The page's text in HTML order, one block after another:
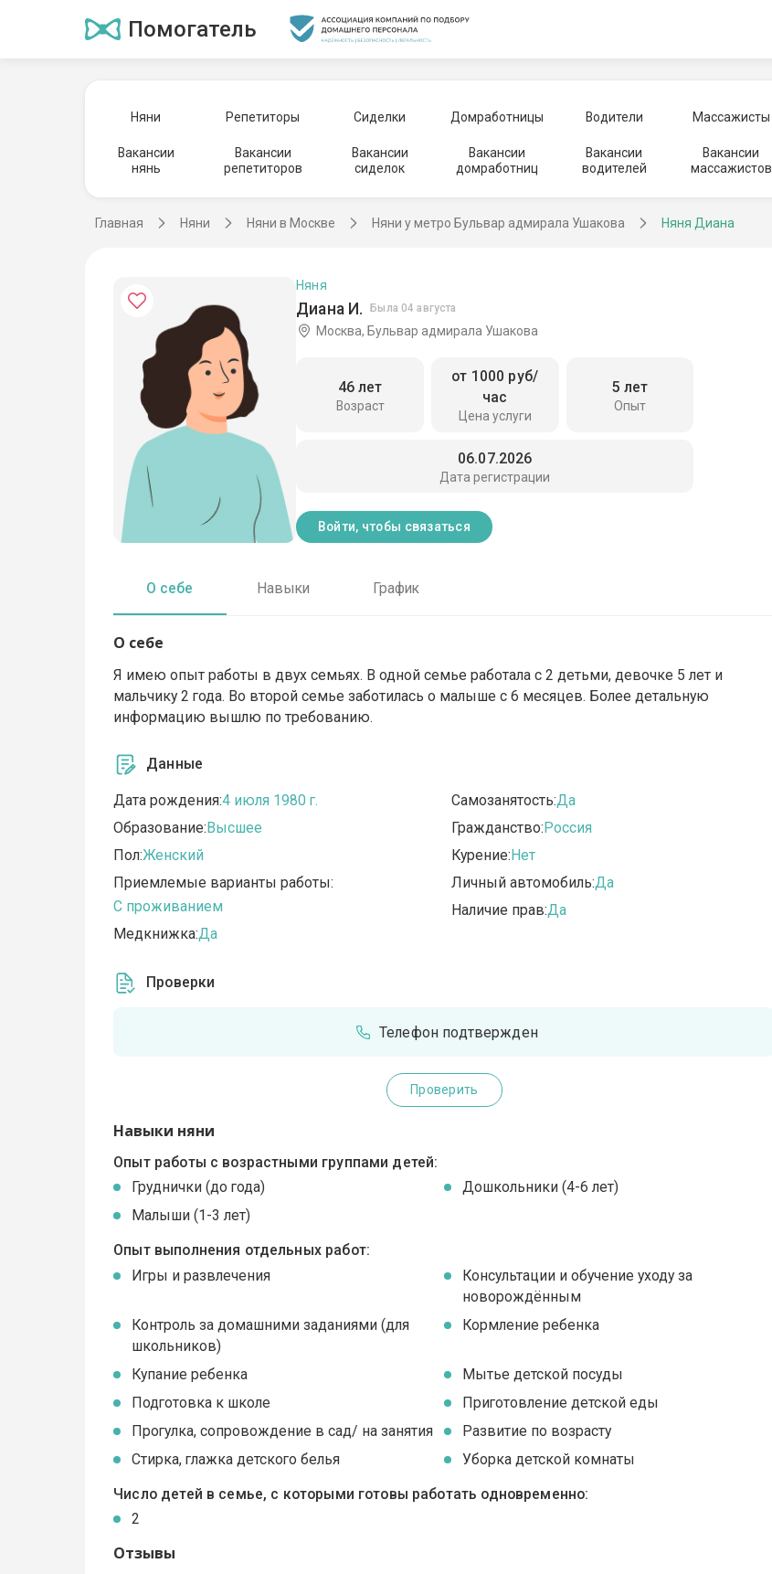
Помогатель
Няни Репетиторы Сиделки Домработницы Водители Массажисты
Вакансии
нянь
Вакансии
репетиторов
Вакансии
сиделок
Вакансии
домработниц
Вакансии
водителей
Вакансии
массажистов
Главная Няни Няни в Москве Няни у метро Бульвар адмирала Ушакова Няня Диана
Диана И. Была 04 августа
Няня
Москва, Бульвар адмирала Ушакова
Возраст
46 лет
Цена услуги
от 1000 руб/
час
Опыт
5 лет
Дата регистрации
06.07.2026
Войти, чтобы связаться
О себе Навыки График
О себе
Я имею опыт работы в двух семьях. В одной семье работала с 2 детьми, девочке 5 лет и
мальчику 2 года. Во второй семье заботилась о малыше с 6 месяцев. Более детальную
информацию вышлю по требованию.
Данные
Дата рождения:4 июля 1980 г.
Образование:Высшее
Пол:Женский
Приемлемые варианты работы:
C проживанием
Медкнижка:Да
Самозанятость:Да
Гражданство:Россия
Курение:Нет
Личный автомобиль:Да
Наличие прав:Да
Проверки
Телефон подтвержден
Проверить
Навыки няни
Опыт работы с возрастными группами детей:
Груднички (до года)
Дошкольники (4-6 лет)
Малыши (1-3 лет)
Опыт выполнения отдельных работ:
Игры и развлечения
Консультации и обучение уходу за
новорождённым
Контроль за домашними заданиями (для
школьников)
Кормление ребенка
Купание ребенка
Мытье детской посуды
Подготовка к школе
Приготовление детской еды
Прогулка, сопровождение в сад/ на занятия
Развитие по возрасту
Стирка, глажка детского белья
Уборка детской комнаты
Число детей в семье, с которыми готовы работать одновременно:
2
Отзывы